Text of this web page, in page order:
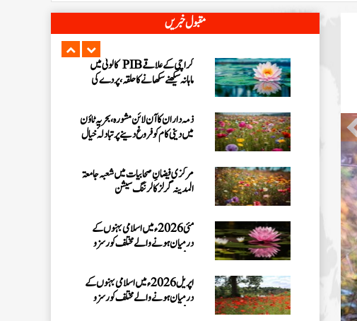
Previous
مقبول خبریں
سری لنکا شیڈول کے اہداف کی تکمیل
اور آئندہ پلاننگ کے لیے آن لائن
کراچی کے علاقے PIB کالونی میں
ماہانہ سیکھنے سکھانے کا حلقہ، پردے کی
ذمہ داران کا آن لائن مشورہ، بحریہ ٹاؤن
میں دینی کام کو فروغ دینے پر تبادلہ ٔخیال
مرکزی فیضانِ صحابیات میں شعبہ جامعۃ
المدینہ گرلز کا لرننگ سیشن
مئی 2026ء میں اسلامی بہنوں کے
درمیان ہونے والے مختلف کورسز و
اپریل 2026ء میں اسلامی بہنوں کے
درمیان ہونے والے مختلف کورسز و